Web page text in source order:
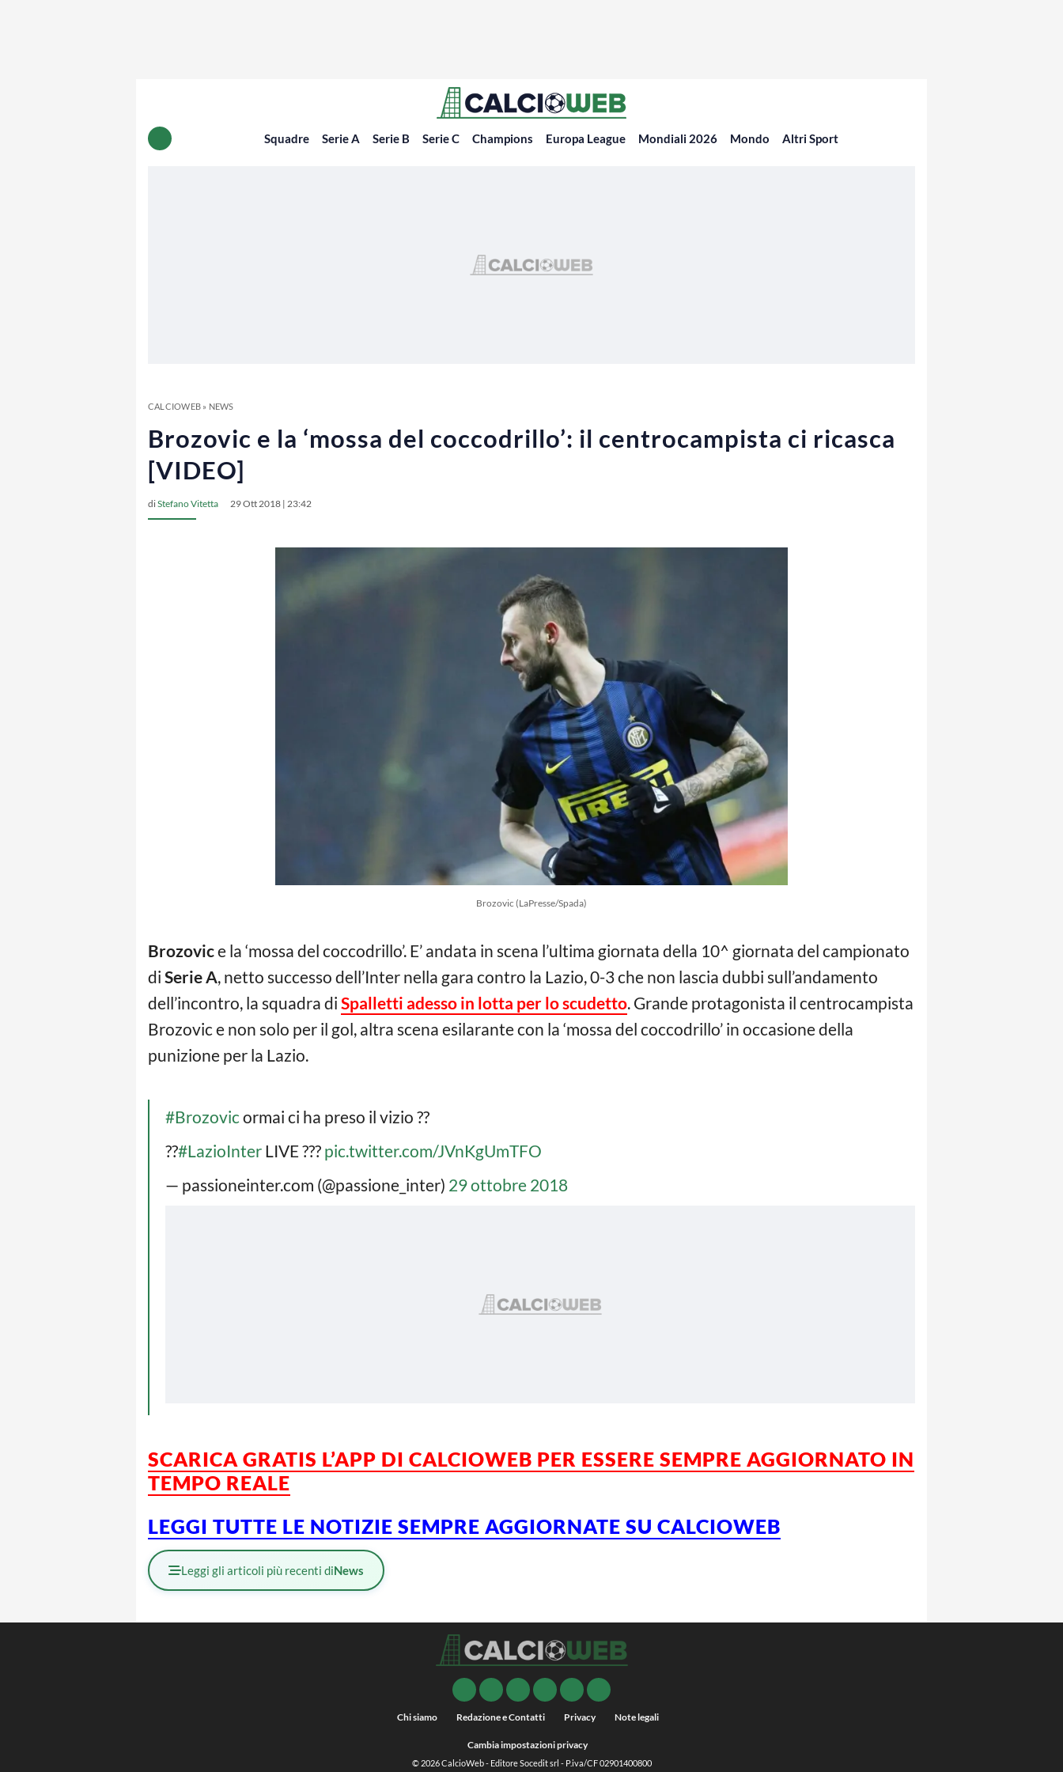
Squadre Serie A Serie B Serie C Champions Europa League Mondiali 2026 Mondo Altri Sport
CALCIOWEB» NEWS
Brozovic e la ‘mossa del coccodrillo’: il centrocampista ci ricasca
[VIDEO]
diStefano Vitetta 29 Ott 2018 | 23:42
Brozovic (LaPresse/Spada)
Brozovice la ‘mossa del coccodrillo’. E’ andata in scena l’ultima giornata della 10^ giornata del campionato
di Serie A, netto successo dell’Inter nella gara contro la Lazio, 0-3 che non lascia dubbi sull’andamento
dell’incontro, la squadra di Spalletti adesso in lotta per lo scudetto. Grande protagonista il centrocampista
Brozovic e non solo per il gol, altra scena esilarante con la ‘mossa del coccodrillo’ in occasione della
punizione per la Lazio.
#Brozovicormai ci ha preso il vizio ??
??#LazioInter LIVE ??? pic.twitter.com/JVnKgUmTFO
— passioneinter.com (@passione_inter) 29 ottobre 2018
SCARICA GRATIS L’APP DI CALCIOWEB PER ESSERE SEMPRE AGGIORNATO IN
TEMPO REALE
LEGGI TUTTE LE NOTIZIE SEMPRE AGGIORNATE SU CALCIOWEB
Leggi gli articoli più recenti diNews
Chi siamo Redazione e Contatti Privacy Note legali
Cambia impostazioni privacy
© 2026CalcioWeb- Editore Socedit srl - P.iva/CF 02901400800